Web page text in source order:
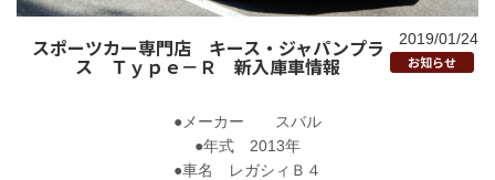
スポーツカー専門店 キース・ジャパンプラ
ス Ｔｙｐｅ－Ｒ 新入庫車情報
2019/01/24
お知らせ
●メーカー スバル
●年式 2013年
●車名 レガシィＢ４